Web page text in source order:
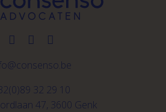
32 29 10
47, 3600 Genk